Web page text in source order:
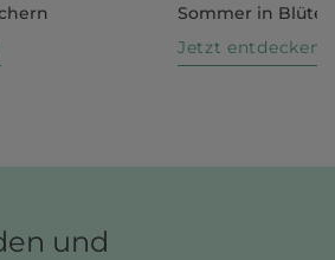
Sommer in Blüte
Jetzt entdecken
und